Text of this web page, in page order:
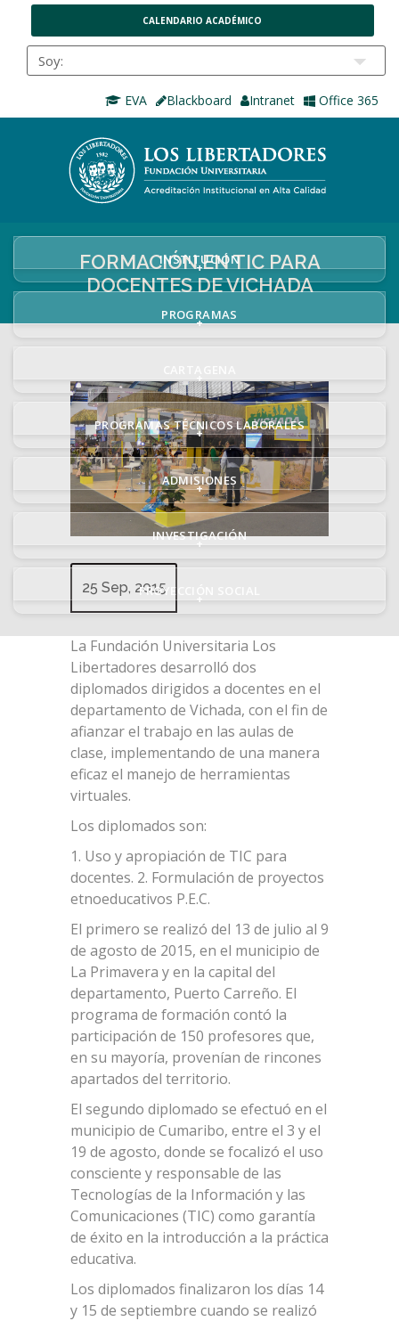
CALENDARIO ACADÉMICO
EVA Blackboard Intranet Office 365
INSTITUCIÓN
+
PROGRAMAS
+
+
PROGRAMAS TÉCNICOS LABORALES
+
ADMISIONES
+
INVESTIGACIÓN
+
PROYECCIÓN SOCIAL
+
FORMACIÓN EN TIC PARA
DOCENTES DE VICHADA
25 Sep, 2015
La Fundación Universitaria Los
Libertadores desarrolló dos
diplomados dirigidos a docentes en el
departamento de Vichada, con el fin de
afianzar el trabajo en las aulas de
clase, implementando de una manera
eficaz el manejo de herramientas
virtuales.
Los diplomados son:
1. Uso y apropiación de TIC para
docentes. 2. Formulación de proyectos
etnoeducativos P.E.C.
El primero se realizó del 13 de julio al 9
de agosto de 2015, en el municipio de
La Primavera y en la capital del
departamento, Puerto Carreño. El
programa de formación contó la
participación de 150 profesores que,
en su mayoría, provenían de rincones
apartados del territorio.
El segundo diplomado se efectuó en el
municipio de Cumaribo, entre el 3 y el
19 de agosto, donde se focalizó el uso
consciente y responsable de las
Tecnologías de la Información y las
Comunicaciones (TIC) como garantía
de éxito en la introducción a la práctica
educativa.
Los diplomados finalizaron los días 14
y 15 de septiembre cuando se realizó